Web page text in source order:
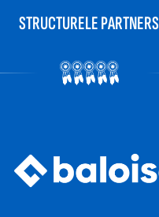
STRUCTURELE PARTNERS